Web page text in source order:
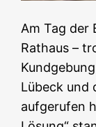
Am Tag der
Rathaus –
Lübeck und
aufgerufen